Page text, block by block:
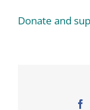
Donate and